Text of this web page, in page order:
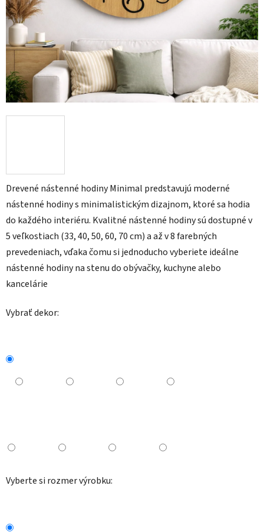
Drevené nástenné hodiny Minimal predstavujú moderné
nástenné hodiny s minimalistickým dizajnom, ktoré sa hodia
do každého interiéru. Kvalitné nástenné hodiny sú dostupné v
5 veľkostiach (33, 40, 50, 60, 70 cm) a až v 8 farebných
prevedeniach, vďaka čomu si jednoducho vyberiete ideálne
nástenné hodiny na stenu do obývačky, kuchyne alebo
kancelárie
Vybrať dekor:
Vyberte si rozmer výrobku: